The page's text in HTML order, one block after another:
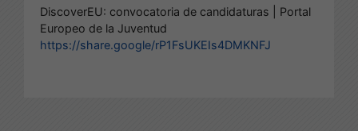
DiscoverEU: convocatoria de candidaturas | Portal
Europeo de la Juventud
https://share.google/rP1FsUKEIs4DMKNFJ